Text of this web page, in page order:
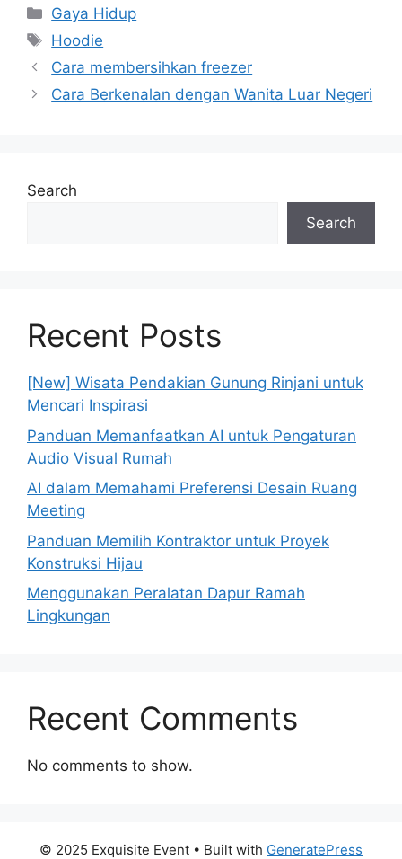
Categories
Gaya Hidup
Tags
Hoodie
Cara membersihkan freezer
Cara Berkenalan dengan Wanita Luar Negeri
Search
Search
Recent Posts
[New] Wisata Pendakian Gunung Rinjani untuk
Mencari Inspirasi
Panduan Memanfaatkan AI untuk Pengaturan
Audio Visual Rumah
AI dalam Memahami Preferensi Desain Ruang
Meeting
Panduan Memilih Kontraktor untuk Proyek
Konstruksi Hijau
Menggunakan Peralatan Dapur Ramah
Lingkungan
Recent Comments
No comments to show.
© 2025 Exquisite Event • Built with GeneratePress